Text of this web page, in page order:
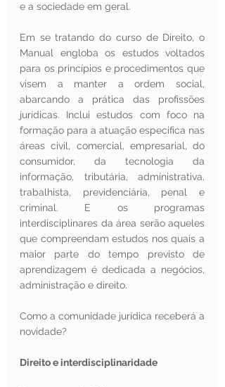
e a sociedade em geral.
Em se tratando do curso de Direito, o
Manual engloba os estudos voltados
para os princípios e procedimentos que
visem a manter a ordem social,
abarcando a prática das profissões
jurídicas. Inclui estudos com foco na
formação para a atuação especifica nas
áreas civil, comercial, empresarial, do
consumidor, da tecnologia da
informação, tributária, administrativa,
trabalhista, previdenciária, penal e
criminal. E os programas
interdisciplinares da área serão aqueles
que compreendam estudos nos quais a
maior parte do tempo previsto de
aprendizagem é dedicada a negócios,
administração e direito.
Como a comunidade jurídica receberá a
novidade?
Direito e interdisciplinaridade